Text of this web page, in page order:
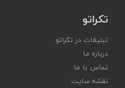
تکراتو
تبلیغات در تکراتو
درباره ما
تماس با ما
نقشه سایت